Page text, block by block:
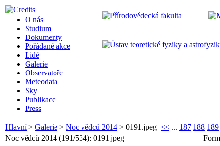
O nás
Studium
Dokumenty
Pořádané akce
Lidé
Galerie
Observatoře
Meteodata
Sky
Publikace
Press
Hlavní> Galerie > Noc vědců 2014 > 0191.jpeg << ... 187 188 189
Noc vědců 2014 (191/534): 0191.jpeg